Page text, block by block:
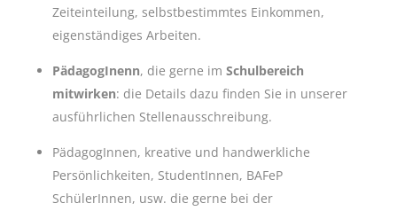
Zeiteinteilung, selbstbestimmtes Einkommen,
eigenständiges Arbeiten.
PädagogInenn, die gerne im Schulbereich
mitwirken: die Details dazu finden Sie in unserer
ausführlichen Stellenausschreibung.
PädagogInnen, kreative und handwerkliche
Persönlichkeiten, StudentInnen, BAFeP
SchülerInnen, usw. die gerne bei der